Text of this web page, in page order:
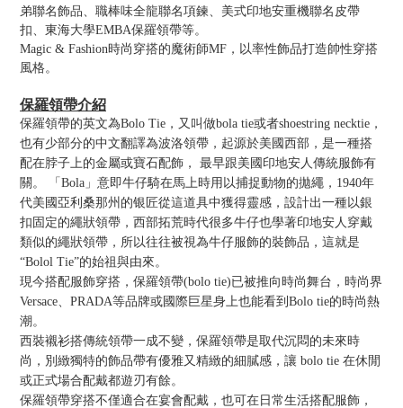
弟聯名飾品、職棒味全龍聯名項鍊、美式印地安重機聯名皮帶
扣、東海大學EMBA保羅領帶等。
Magic & Fashion時尚穿搭的魔術師MF，以率性飾品打造帥性穿搭
風格。
保羅領帶介紹
保羅領帶的英文為Bolo Tie，又叫做bola tie或者shoestring necktie，
也有少部分的中文翻譯為波洛領帶，起源於美國西部，是一種搭
配在脖子上的金屬或寶石配飾， 最早跟美國印地安人傳統服飾有
關。 「Bola」意即牛仔騎在馬上時用以捕捉動物的拋繩，1940年
代美國亞利桑那州的银匠從這道具中獲得靈感，設計出一種以銀
扣固定的繩狀領帶，西部拓荒時代很多牛仔也學著印地安人穿戴
類似的繩狀領帶，所以往往被視為牛仔服飾的裝飾品，這就是
“Bolol Tie”的始祖與由來。
現今搭配服飾穿搭，保羅領帶(bolo tie)已被推向時尚舞台，時尚界
Versace、PRADA等品牌或國際巨星身上也能看到Bolo tie的時尚熱
潮。
西裝襯衫搭傳統領帶一成不變，保羅領帶是取代沉悶的未來時
尚，別緻獨特的飾品帶有優雅又精緻的細膩感，讓 bolo tie 在休閒
或正式場合配戴都遊刃有餘。
保羅領帶穿搭不僅適合在宴會配戴，也可在日常生活搭配服飾，